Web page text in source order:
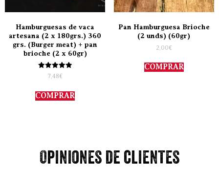
Hamburguesas de vaca
artesana (2 x 180grs.) 360
grs. (Burger meat) + pan
brioche (2 x 60gr)
Valorado
con
de 5
7,48€
COMPRAR
Pan Hamburguesa Brioche
(2 unds) (60gr)
2,00€
COMPRAR
Opiniones de clientes